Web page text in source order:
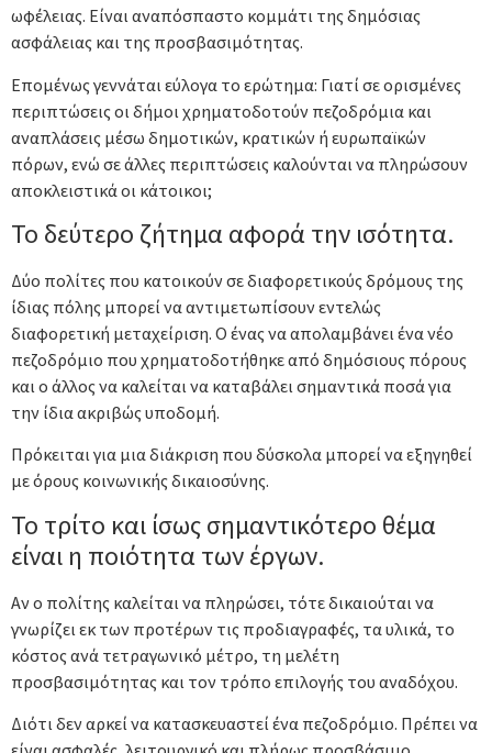
ωφέλειας. Είναι αναπόσπαστο κομμάτι της δημόσιας
ασφάλειας και της προσβασιμότητας.
Επομένως γεννάται εύλογα το ερώτημα: Γιατί σε ορισμένες
περιπτώσεις οι δήμοι χρηματοδοτούν πεζοδρόμια και
αναπλάσεις μέσω δημοτικών, κρατικών ή ευρωπαϊκών
πόρων, ενώ σε άλλες περιπτώσεις καλούνται να πληρώσουν
αποκλειστικά οι κάτοικοι;
Το δεύτερο ζήτημα αφορά την ισότητα.
Δύο πολίτες που κατοικούν σε διαφορετικούς δρόμους της
ίδιας πόλης μπορεί να αντιμετωπίσουν εντελώς
διαφορετική μεταχείριση. Ο ένας να απολαμβάνει ένα νέο
πεζοδρόμιο που χρηματοδοτήθηκε από δημόσιους πόρους
και ο άλλος να καλείται να καταβάλει σημαντικά ποσά για
την ίδια ακριβώς υποδομή.
Πρόκειται για μια διάκριση που δύσκολα μπορεί να εξηγηθεί
με όρους κοινωνικής δικαιοσύνης.
Το τρίτο και ίσως σημαντικότερο θέμα
είναι η ποιότητα των έργων.
Αν ο πολίτης καλείται να πληρώσει, τότε δικαιούται να
γνωρίζει εκ των προτέρων τις προδιαγραφές, τα υλικά, το
κόστος ανά τετραγωνικό μέτρο, τη μελέτη
προσβασιμότητας και τον τρόπο επιλογής του αναδόχου.
Διότι δεν αρκεί να κατασκευαστεί ένα πεζοδρόμιο. Πρέπει να